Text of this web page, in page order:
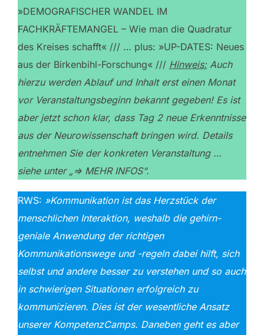
»DEMOGRAFISCHER WANDEL IM
FACHKRÄFTEMANGEL – Wie man die Quadratur
des Kreises schafft« /// … plus: »UP-DATES: Neues
aus der Birkenbihl-Forschung« /// Hinweis:Auch
hierzu werden Ablauf und Inhalt erst einen Monat
vor Veranstaltungsbeginn bekannt gegeben! Es ist
aber jetzt schon klar, dass Tag 2 neue Erkenntnisse
aus der Neurowissenschaft bringen wird. Details
entnehmen Sie der konkreten Veranstaltung …
siehe unter „=> MEHR INFOS“.
RWS: »Kommunikation ist das Herzstück der
menschlichen Interaktion, weshalb die gehirn-
geniale Anwendung der richtigen
Kommunikationswege und -regeln dabei hilft, sich
selbst und andere besser zu verstehen und so auch
in schwierigen Situationen erfolgreich zu
kommunizieren. Dies ist der wesentliche Ansatz
unserer KompetenzCamps. Daneben geht es aber